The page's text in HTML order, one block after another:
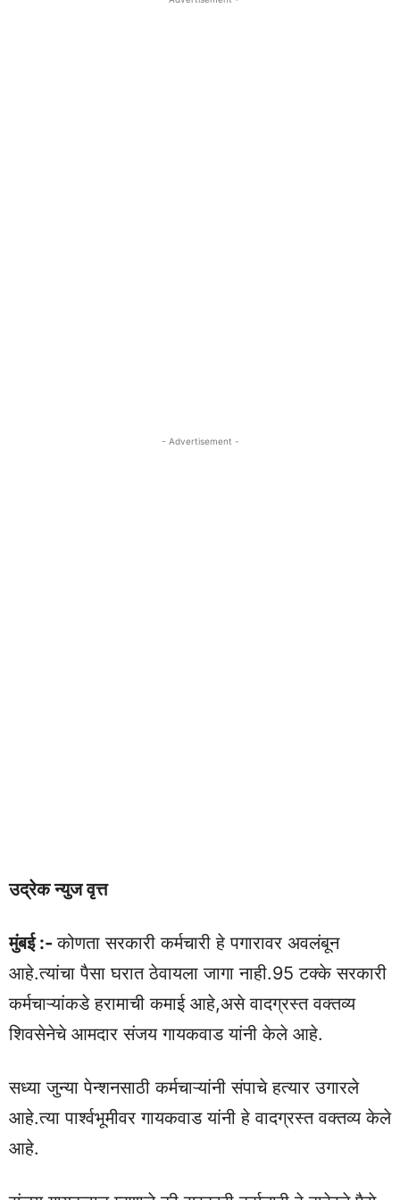
- Advertisement -
उद्रेक न्युज वृत्त
मुंबई :-कोणता सरकारी कर्मचारी हे पगारावर अवलंबून
आहे.त्यांचा पैसा घरात ठेवायला जागा नाही.95 टक्के सरकारी
कर्मचाऱ्यांकडे हरामाची कमाई आहे,असे वादग्रस्त वक्तव्य
शिवसेनेचे आमदार संजय गायकवाड यांनी केले आहे.
सध्या जुन्या पेन्शनसाठी कर्मचाऱ्यांनी संपाचे हत्यार उगारले
आहे.त्या पार्श्वभूमीवर गायकवाड यांनी हे वादग्रस्त वक्तव्य केले
आहे.